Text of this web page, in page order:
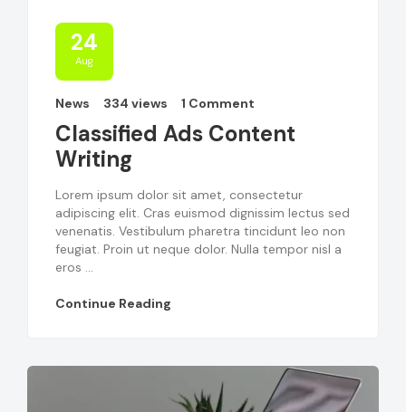
24
Aug
News 334 views 1 Comment
Classified Ads Content
Writing
Lorem ipsum dolor sit amet, consectetur
adipiscing elit. Cras euismod dignissim lectus sed
venenatis. Vestibulum pharetra tincidunt leo non
feugiat. Proin ut neque dolor. Nulla tempor nisl a
eros ...
Continue Reading